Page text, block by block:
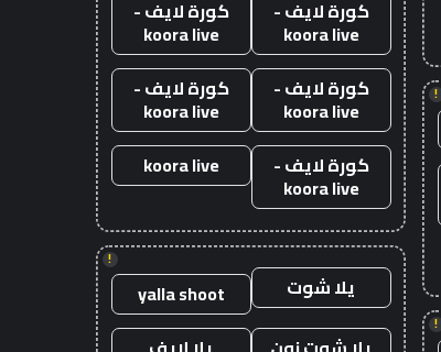
!
!
كورة لايف -
koora live
كورة لايف -
koora live
كورة لايف -
koora live
كورة لايف -
koora live
كورة لايف -
koora live
koora live
!
يلا شوت
yalla shoot